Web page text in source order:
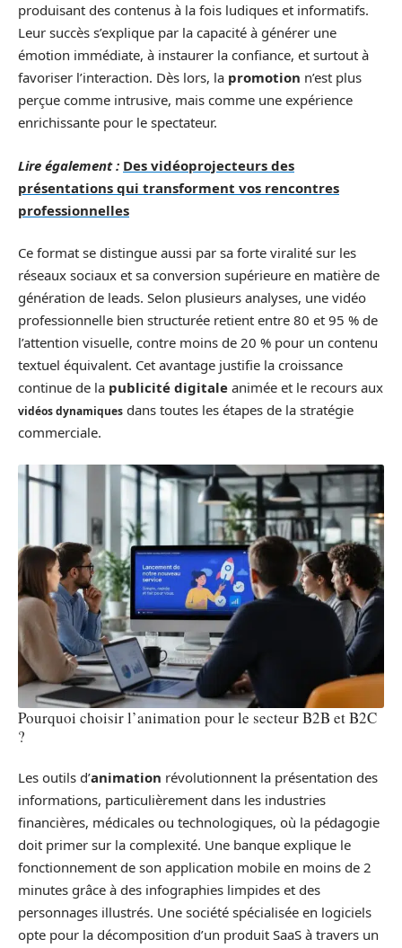
produisant des contenus à la fois ludiques et informatifs.
Leur succès s’explique par la capacité à générer une
émotion immédiate, à instaurer la confiance, et surtout à
favoriser l’interaction. Dès lors, la promotion n’est plus
perçue comme intrusive, mais comme une expérience
enrichissante pour le spectateur.
Lire également : Des vidéoprojecteurs des
présentations qui transforment vos rencontres
professionnelles
Ce format se distingue aussi par sa forte viralité sur les
réseaux sociaux et sa conversion supérieure en matière de
génération de leads. Selon plusieurs analyses, une vidéo
professionnelle bien structurée retient entre 80 et 95 % de
l’attention visuelle, contre moins de 20 % pour un contenu
textuel équivalent. Cet avantage justifie la croissance
continue de la publicité digitale animée et le recours aux
vidéos dynamiques dans toutes les étapes de la stratégie
commerciale.
Pourquoi choisir l’animation pour le secteur B2B et B2C
?
Les outils d’animation révolutionnent la présentation des
informations, particulièrement dans les industries
financières, médicales ou technologiques, où la pédagogie
doit primer sur la complexité. Une banque explique le
fonctionnement de son application mobile en moins de 2
minutes grâce à des infographies limpides et des
personnages illustrés. Une société spécialisée en logiciels
opte pour la décomposition d’un produit SaaS à travers un